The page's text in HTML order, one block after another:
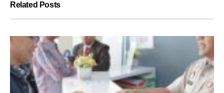
Related Posts